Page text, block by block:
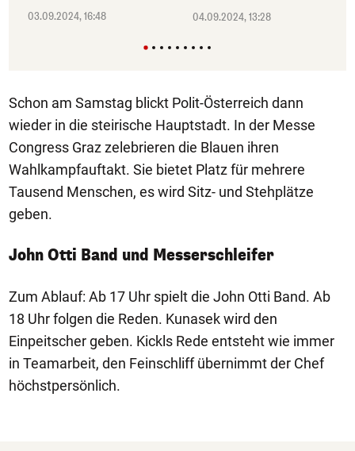
03.09.2024, 16:48 04.09.2024, 13:28
Schon am Samstag blickt Polit-Österreich dann
wieder in die steirische Hauptstadt. In der Messe
Congress Graz zelebrieren die Blauen ihren
Wahlkampfauftakt. Sie bietet Platz für mehrere
Tausend Menschen, es wird Sitz- und Stehplätze
geben.
John Otti Band und Messerschleifer
Zum Ablauf: Ab 17 Uhr spielt die John Otti Band. Ab
18 Uhr folgen die Reden. Kunasek wird den
Einpeitscher geben. Kickls Rede entsteht wie immer
in Teamarbeit, den Feinschliff übernimmt der Chef
höchstpersönlich.